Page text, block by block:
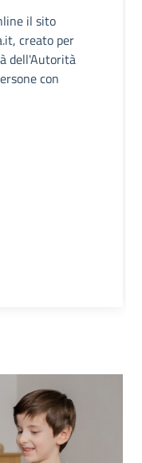
il sito
creato per
dell'Autorità
con